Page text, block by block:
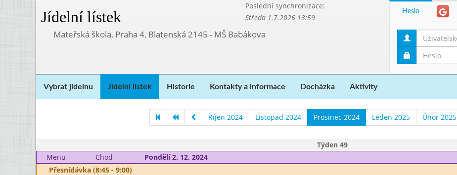
Jídelní lístek
Poslední synchronizace:
Středa 1.7.2026 13:59
Mateřská škola, Praha 4, Blatenská 2145 - MŠ Babákova
Heslo
Vybrat jídelnu Jídelní lístek Historie Kontakty a informace Docházka Aktivity
Říjen 2024 Listopad 2024 Prosinec 2024 Leden 2025 Únor 2025
Týden 49
Menu
Chod Pondělí 2. 12. 2024
Přesnídávka (8:45 - 9:00)